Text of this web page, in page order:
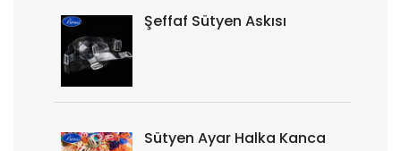
Şeffaf Sütyen Askısı
Sütyen Ayar Halka Kanca